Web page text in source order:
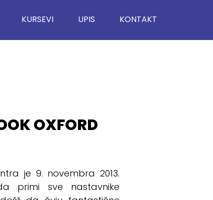
KURSEVI UPIS KONTAKT
OXFORD
je 9. novembra 2013.
primi sve nastavnike